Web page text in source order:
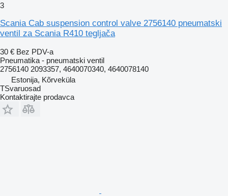
3
Scania Cab suspension control valve 2756140 pneumatski
ventil za Scania R410 tegljača
30 € Bez PDV-a
Pneumatika - pneumatski ventil
2756140 2093357, 4640070340, 4640078140
Estonija, Kõrveküla
TSvaruosad
Kontaktirajte prodavca